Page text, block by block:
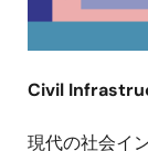
Civil
現代の社会イ